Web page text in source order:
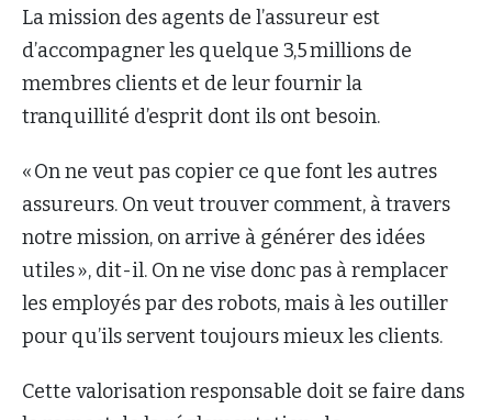
La mission des agents de l’assureur est
d’accompagner les quelque 3,5 millions de
membres clients et de leur fournir la
tranquillité d’esprit dont ils ont besoin.
« On ne veut pas copier ce que font les autres
assureurs. On veut trouver comment, à travers
notre mission, on arrive à générer des idées
utiles », dit-il. On ne vise donc pas à remplacer
les employés par des robots, mais à les outiller
pour qu’ils servent toujours mieux les clients.
Cette valorisation responsable doit se faire dans